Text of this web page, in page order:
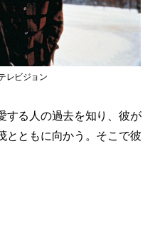
レビジョン
る人の過去を知り、彼が
とともに向かう。そこで彼